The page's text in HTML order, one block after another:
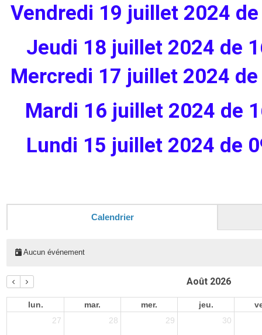
Vendredi 19 juillet 2024
Jeudi 18 juillet 2024 de
Mercredi 17 juillet 2024
Mardi 16 juillet 2024 de
Lundi 15 juillet 2024 de
Calendrier
Aucun événement
Août 2026
lun. mar. mer. jeu.
27
28 29 30